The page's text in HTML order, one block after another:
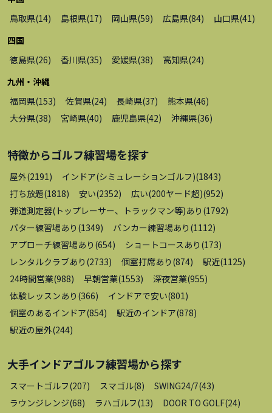
鳥取県(14) 島根県(17) 岡山県(59) 広島県(84) 山口県(41)
四国
徳島県(26) 香川県(35) 愛媛県(38) 高知県(24)
九州・沖縄
福岡県(153) 佐賀県(24) 長崎県(37) 熊本県(46)
大分県(38) 宮崎県(40) 鹿児島県(42) 沖縄県(36)
特徴からゴルフ練習場を探す
屋外(2191) インドア(シミュレーションゴルフ)(1843)
打ち放題(1818) 安い(2352) 広い(200ヤード超)(952)
弾道測定器(トップレーサー、トラックマン等)あり (1792)
パター練習場あり (1349) バンカー練習場あり (1112)
アプローチ練習場あり (654) ショートコースあり (173)
レンタルクラブあり (2733) 個室打席あり (874) 駅近(1125)
24時間営業(988) 早朝営業(1553) 深夜営業(955)
体験レッスンあり (366) インドアで安い(801)
個室のあるインドア(854) 駅近のインドア(878)
駅近の屋外(244)
大手インドアゴルフ練習場から探す
スマートゴルフ(207) スマゴル(8) SWING24/7(43)
ラウンジレンジ(68) ラハゴルフ(13) DOOR TO GOLF(24)